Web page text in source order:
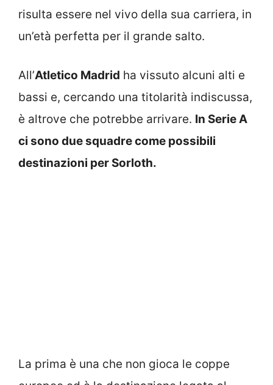
risulta essere nel vivo della sua carriera, in
un’età perfetta per il grande salto.
All’Atletico Madrid ha vissuto alcuni alti e
bassi e, cercando una titolarità indiscussa,
è altrove che potrebbe arrivare. In Serie A
ci sono due squadre come possibili
destinazioni per Sorloth.
La prima è una che non gioca le coppe